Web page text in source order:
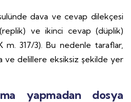
dava ve cevap dilekçesi
ve ikinci cevap (düplik)
m. 317/3). Bu nedenle taraflar,
ve delillere eksiksiz şekilde yer
yapmadan dosya